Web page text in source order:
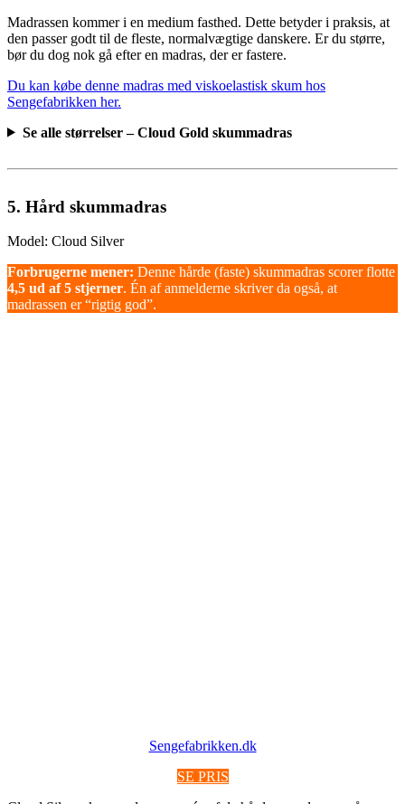
Madrassen kommer i en medium fasthed. Dette betyder i praksis, at
den passer godt til de fleste, normalvægtige danskere. Er du større,
bør du dog nok gå efter en madras, der er fastere.
Du kan købe denne madras med viskoelastisk skum hos
Sengefabrikken her.
Se alle størrelser – Cloud Gold skummadras
5. Hård skummadras
Model: Cloud Silver
Forbrugerne mener: Denne hårde (faste) skummadras scorer flotte
4,5 ud af 5 stjerner. Én af anmelderne skriver da også, at
madrassen er “rigtig god”.
Sengefabrikken.dk
SE PRIS